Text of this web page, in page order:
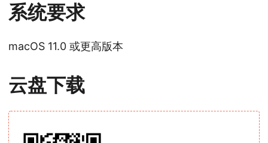
系统要求
macOS 11.0 或更高版本
云盘下载